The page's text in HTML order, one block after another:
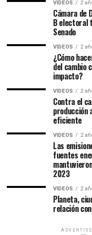
VIDEOS 2
Cámara de
B electoral
Senado
VIDEOS 2
¿Cómo
del cambio
impacto?
VIDEOS 2
Contra el
producción
eficiente
VIDEOS 2
Las
fuentes
2023
VIDEOS 2
Planeta,
relación